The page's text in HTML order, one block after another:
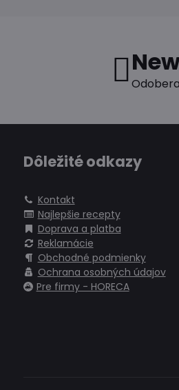
Dôležité odkazy
Kontakt
Najlepšie recepty
Doprava a platba
Reklamácie
Obchodné podmienky
Ochrana osobných údajov
Pre firmy - HORECA